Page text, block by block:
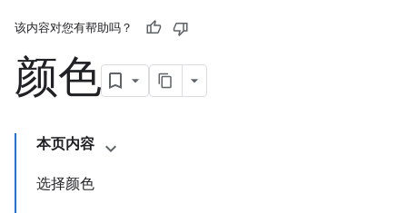
该内容对您有帮助吗？
颜色
本页内容
选择颜色